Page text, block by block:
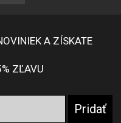
A ZÍSKATE
ZĽAVU